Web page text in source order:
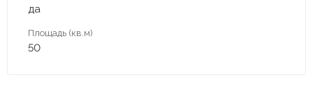
да
Площадь (кв.м)
50